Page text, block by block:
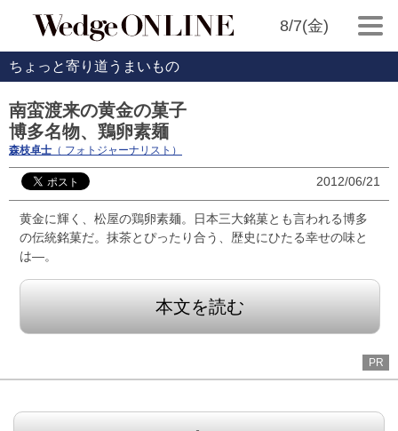
8/7(金)
ちょっと寄り道うまいもの
南蛮渡来の黄金の菓子
博多名物、鶏卵素麺
森枝卓士 （ フォトジャーナリスト）
2012/06/21
黄金に輝く、松屋の鶏卵素麺。日本三大銘菓とも言われる博多
の伝統銘菓だ。抹茶とぴったり合う、歴史にひたる幸せの味と
は―。
本文を読む
PR